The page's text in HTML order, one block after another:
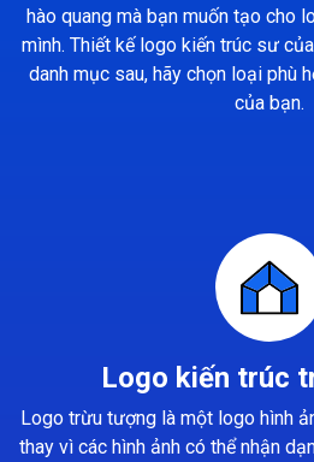
hào quang mà bạn muốn tạo cho
mình. Thiết kế logo kiến trúc sư
danh mục sau, hãy chọn loại phù
của bạn.
Logo kiến trúc
Logo trừu tượng là một logo hình
thay vì các hình ảnh có thể nhận